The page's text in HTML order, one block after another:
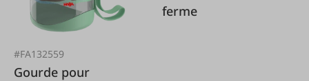
#FA132559
Gourde pour
ferme